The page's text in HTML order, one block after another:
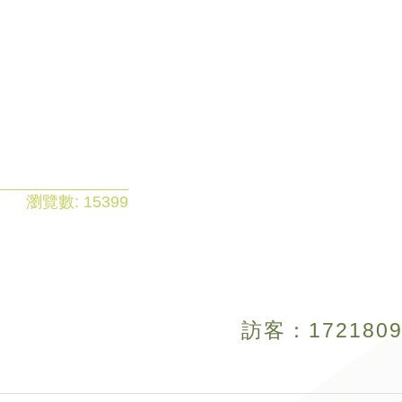
瀏覽數: 15399
訪客： 1721809